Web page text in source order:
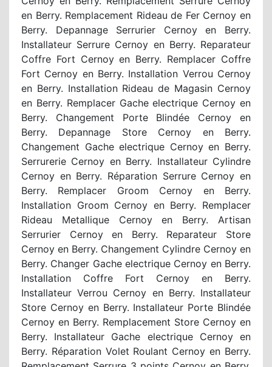
en Berry. Remplacement Rideau de Fer Cernoy en
Berry. Depannage Serrurier Cernoy en Berry.
Installateur Serrure Cernoy en Berry. Reparateur
Coffre Fort Cernoy en Berry. Remplacer Coffre
Fort Cernoy en Berry. Installation Verrou Cernoy
en Berry. Installation Rideau de Magasin Cernoy
en Berry. Remplacer Gache electrique Cernoy en
Berry. Changement Porte Blindée Cernoy en
Berry. Depannage Store Cernoy en Berry.
Changement Gache electrique Cernoy en Berry.
Serrurerie Cernoy en Berry. Installateur Cylindre
Cernoy en Berry. Réparation Serrure Cernoy en
Berry. Remplacer Groom Cernoy en Berry.
Installation Groom Cernoy en Berry. Remplacer
Rideau Metallique Cernoy en Berry. Artisan
Serrurier Cernoy en Berry. Reparateur Store
Cernoy en Berry. Changement Cylindre Cernoy en
Berry. Changer Gache electrique Cernoy en Berry.
Installation Coffre Fort Cernoy en Berry.
Installateur Verrou Cernoy en Berry. Installateur
Store Cernoy en Berry. Installateur Porte Blindée
Cernoy en Berry. Remplacement Store Cernoy en
Berry. Installateur Gache electrique Cernoy en
Berry. Réparation Volet Roulant Cernoy en Berry.